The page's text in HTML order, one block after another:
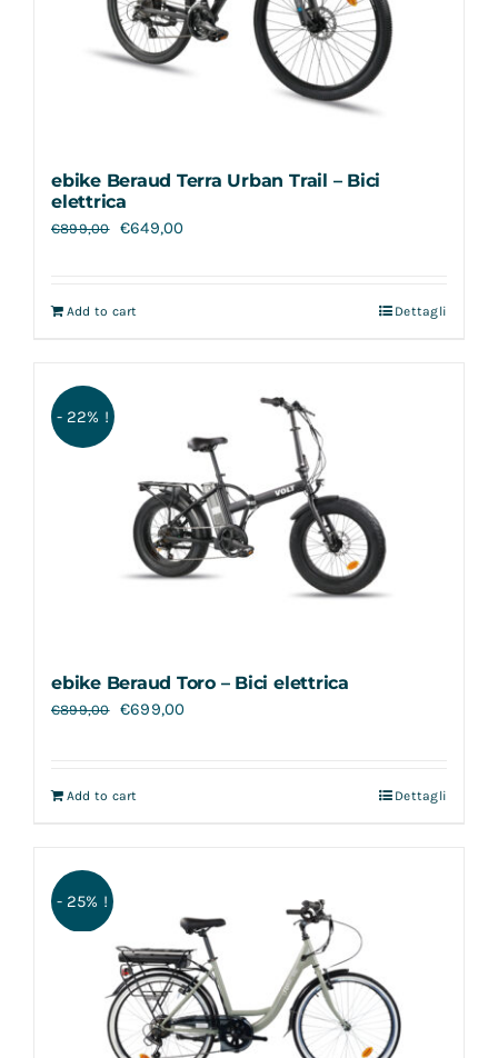
ebike Beraud Terra Urban Trail – Bici
elettrica
€899,00 €649,00
Add to cart Dettagli
- 22% !
ebike Beraud Toro – Bici elettrica
€899,00 €699,00
Add to cart Dettagli
- 25% !